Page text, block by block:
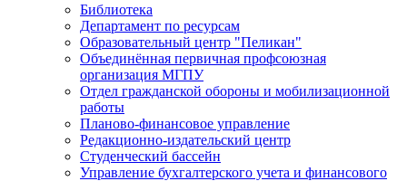
Библиотека
Департамент по ресурсам
Образовательный центр "Пеликан"
Объединённая первичная профсоюзная
организация МГПУ
Отдел гражданской обороны и мобилизационной
работы
Планово-финансовое управление
Редакционно-издательский центр
Студенческий бассейн
Управление бухгалтерского учета и финансового